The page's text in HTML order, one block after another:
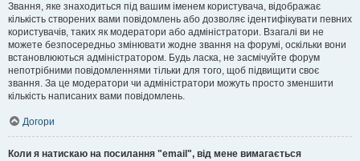
Звання, яке знаходиться під вашим іменем користувача, відображає
кількість створених вами повідомлень або дозволяє ідентифікувати певних
користувачів, таких як модератори або адміністратори. Взагалі ви не
можете безпосередньо змінювати жодне звання на форумі, оскільки вони
встановлюються адміністратором. Будь ласка, не засмічуйте форум
непотрібними повідомленнями тільки для того, щоб підвищити своє
звання. За це модератори чи адміністратори можуть просто зменшити
кількість написаних вами повідомлень.
Догори
Коли я натискаю на посилання "email", від мене вимагається